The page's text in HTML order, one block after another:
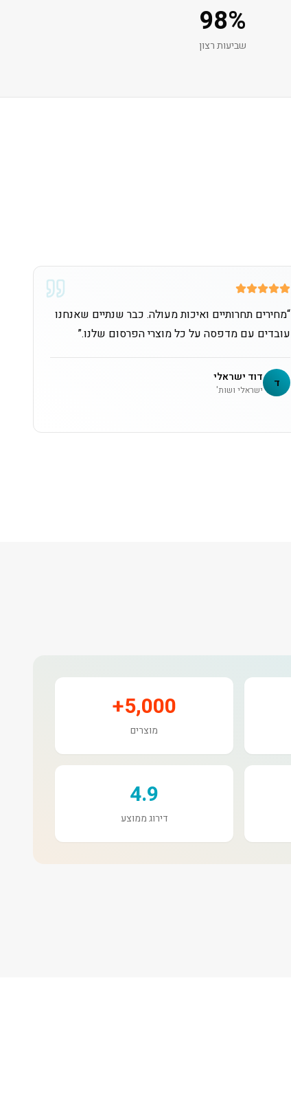
98%
שביעות רצון
“מחירים תחרותיים ואיכות מעולה. כבר שנתיים שאנחנו
עובדים עם מדפסה על כל מוצרי הפרסום שלנו.”
ד דוד ישראלי
ישראלי ושות'
5,000+
מוצרים
4.9
דירוג ממוצע